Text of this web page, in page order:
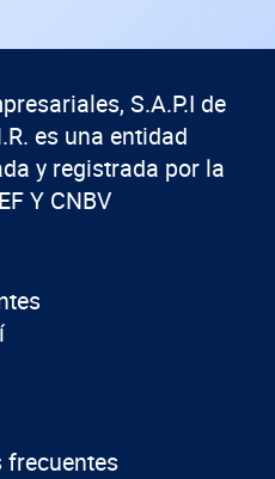
frecuentes
S.A.P.I de
es una entidad
y registrada por la
Y CNBV